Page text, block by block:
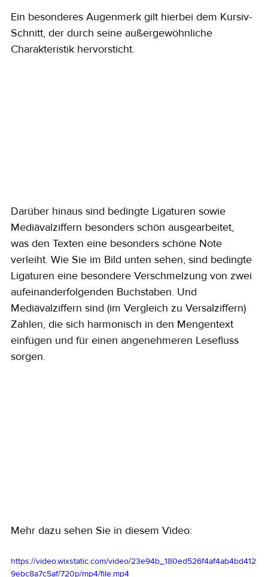
Ein besonderes Augenmerk gilt hierbei dem Kursiv-
Schnitt, der durch seine außergewöhnliche
Charakteristik hervorsticht.
Darüber hinaus sind bedingte Ligaturen sowie
Mediävalziffern besonders schön ausgearbeitet,
was den Texten eine besonders schöne Note
verleiht. Wie Sie im Bild unten sehen, sind bedingte
Ligaturen eine besondere Verschmelzung von zwei
aufeinanderfolgenden Buchstaben. Und
Mediävalziffern sind (im Vergleich zu Versalziffern)
Zahlen, die sich harmonisch in den Mengentext
einfügen und für einen angenehmeren Lesefluss
sorgen.
Mehr dazu sehen Sie in diesem Video:
https://video.wixstatic.com/video/23e94b_180ed526f4af4ab4bd412
9ebc8a7c5af/720p/mp4/file.mp4